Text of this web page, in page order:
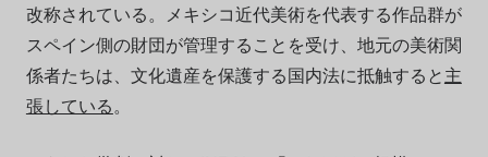
改称されている。メキシコ近代美術を代表する作品群が
スペイン側の財団が管理することを受け、地元の美術関
係者たちは、文化遺産を保護する国内法に抵触すると主
張している。